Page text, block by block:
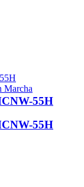
55H
55H